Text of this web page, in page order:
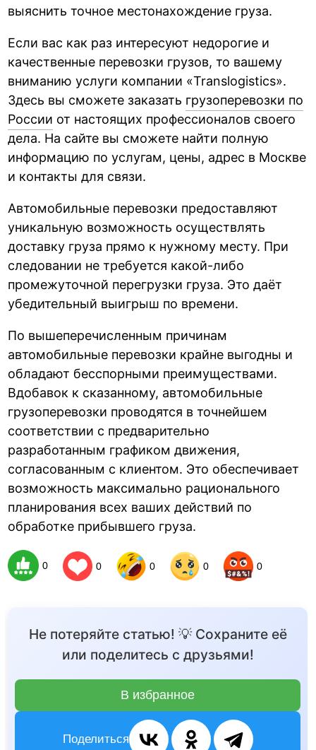
выяснить точное местонахождение груза.
Если вас как раз интересуют недорогие и
качественные перевозки грузов, то вашему
вниманию услуги компании «Translogistics».
Здесь вы сможете заказать грузоперевозки по
России от настоящих профессионалов своего
дела. На сайте вы сможете найти полную
информацию по услугам, цены, адрес в Москве
и контакты для связи.
Автомобильные перевозки предоставляют
уникальную возможность осуществлять
доставку груза прямо к нужному месту. При
следовании не требуется какой-либо
промежуточной перегрузки груза. Это даёт
убедительный выигрыш по времени.
По вышеперечисленным причинам
автомобильные перевозки крайне выгодны и
обладают бесспорными преимуществами.
Вдобавок к сказанному, автомобильные
грузоперевозки проводятся в точнейшем
соответствии с предварительно
разработанным графиком движения,
согласованным с клиентом. Это обеспечивает
возможность максимально рационального
планирования всех ваших действий по
обработке прибывшего груза.
0 0 0 0 0
Не потеряйте статью! 💡 Сохраните её
или поделитесь с друзьями!
В избранное
Поделиться